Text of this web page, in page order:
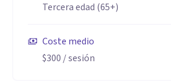
Tercera edad (65+)
Coste medio
$300 / sesión